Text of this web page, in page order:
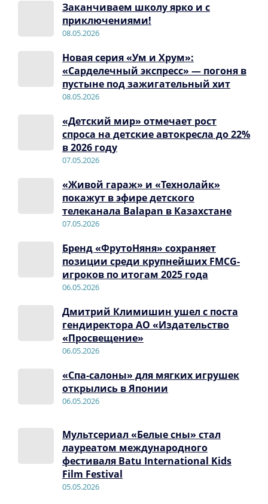
Заканчиваем школу ярко и с
приключениями!
08.05.2026
Новая серия «Ум и Хрум»:
«Сарделечный экспресс» — погоня в
пустыне под зажигательный хит
08.05.2026
«Детский мир» отмечает рост
спроса на детские автокресла до 22%
в 2026 году
07.05.2026
«Живой гараж» и «Технолайк»
покажут в эфире детского
телеканала Balapan в Казахстане
07.05.2026
Бренд «ФрутоНяня» сохраняет
позиции среди крупнейших FMCG-
игроков по итогам 2025 года
06.05.2026
Дмитрий Климишин ушел с поста
гендиректора АО «Издательство
«Просвещение»
06.05.2026
«Спа-салоны» для мягких игрушек
открылись в Японии
06.05.2026
Мультсериал «Белые сны» стал
лауреатом международного
фестиваля Batu International Kids
Film Festival
05.05.2026